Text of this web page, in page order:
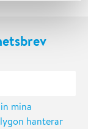
mina
hanterar